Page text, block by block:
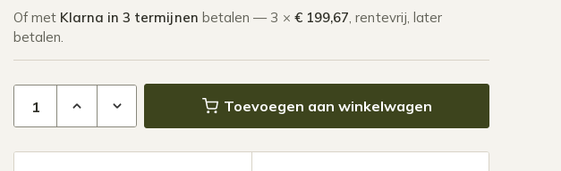
Of met Klarna in 3 termijnen betalen — 3 × € 199,67, rentevrij, later
betalen.
Zijscreen handbediend Premium aantal
Toevoegen aan winkelwagen